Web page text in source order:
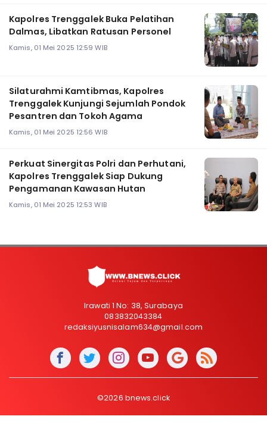
Kapolres Trenggalek Buka Pelatihan
Dalmas, Libatkan Ratusan Personel
Kamis, 01 Mei 2025 12:59 WIB
Silaturahmi Kamtibmas, Kapolres
Trenggalek Kunjungi Sejumlah Pondok
Pesantren dan Tokoh Agama
Kamis, 01 Mei 2025 12:56 WIB
Perkuat Sinergitas Polri dan Perhutani,
Kapolres Trenggalek Siap Dukung
Pengamanan Kawasan Hutan
Kamis, 01 Mei 2025 12:53 WIB
Irawati 1 No: 38, Surabaya
083832043384
redaksiyusnisalam634@gmail.com
©2026 bnews.click